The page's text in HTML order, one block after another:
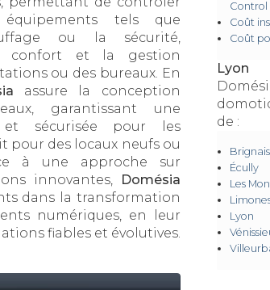
tels que
ou la sécurité,
confort et la gestion
ou des bureaux. En
assure la conception
garantissant une
et sécurisée pour les
pour des locaux neufs ou
à une approche sur
innovantes,
Domésia
dans la transformation
numériques, en leur
fiables et évolutives.
Control
Coût
Coût
Lyon
de :
Brignais
Écully
Les
Lyon